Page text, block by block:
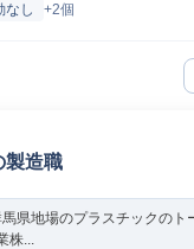
なし +2個
製造職
県地場のプラスチックのト
株...